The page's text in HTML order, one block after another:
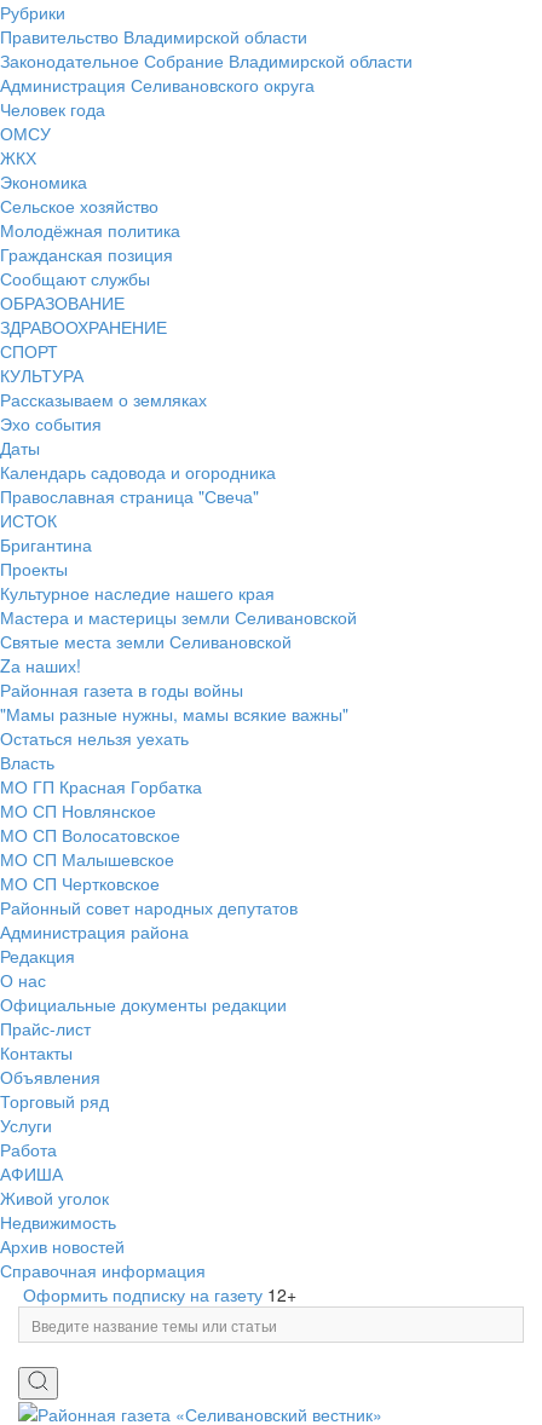
Рубрики
Правительство Владимирской области
Законодательное Собрание Владимирской области
Администрация Селивановского округа
Человек года
ОМСУ
ЖКХ
Экономика
Сельское хозяйство
Молодёжная политика
Гражданская позиция
Сообщают службы
ОБРАЗОВАНИЕ
ЗДРАВООХРАНЕНИЕ
СПОРТ
КУЛЬТУРА
Рассказываем о земляках
Эхо события
Даты
Календарь садовода и огородника
Православная страница "Свеча"
ИСТОК
Бригантина
Проекты
Культурное наследие нашего края
Мастера и мастерицы земли Селивановской
Святые места земли Селивановской
Zа наших!
Районная газета в годы войны
"Мамы разные нужны, мамы всякие важны"
Остаться нельзя уехать
Власть
МО ГП Красная Горбатка
МО СП Новлянское
МО СП Волосатовское
МО СП Малышевское
МО СП Чертковское
Районный совет народных депутатов
Администрация района
Редакция
О нас
Официальные документы редакции
Прайс-лист
Контакты
Объявления
Торговый ряд
Услуги
Работа
АФИША
Живой уголок
Недвижимость
Архив новостей
Справочная информация
Оформить подписку на газету 12+